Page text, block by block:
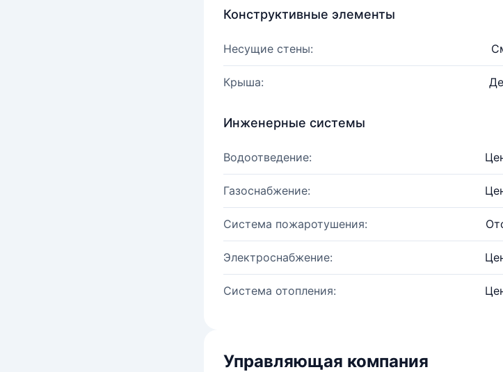
Конструктивные элементы
Несущие стены:
Крыша:
Инженерные системы
Водоотведение:
Газоснабжение:
Система пожаротушения:
Электроснабжение:
Система отопления:
Управляющая компания